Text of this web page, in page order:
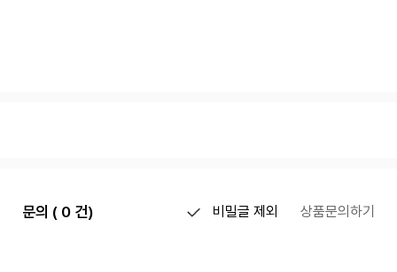
문의 ( 0 건) 비밀글 제외 상품문의하기